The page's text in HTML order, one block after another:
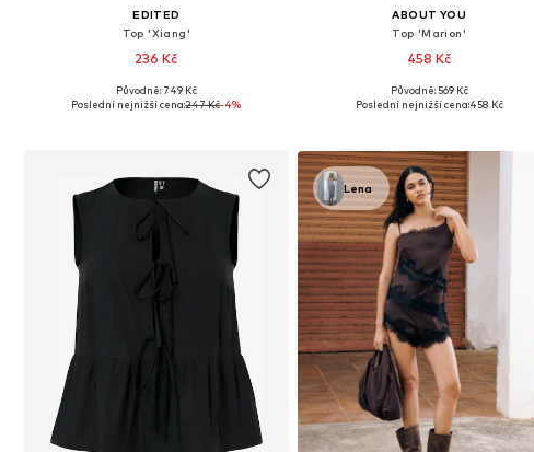
EDITED
Top 'Xiang'
236 Kč
Dostupné velikosti: S, M, L
Původně: 749 Kč
Poslední nejnižší cena:247 Kč-4%
ABOUT YOU
Top 'Marion'
458 Kč
Dostupné velikosti: XS, S, M, L, XL, XXL
Původně: 569 Kč
Poslední nejnižší cena:458 Kč
Lena